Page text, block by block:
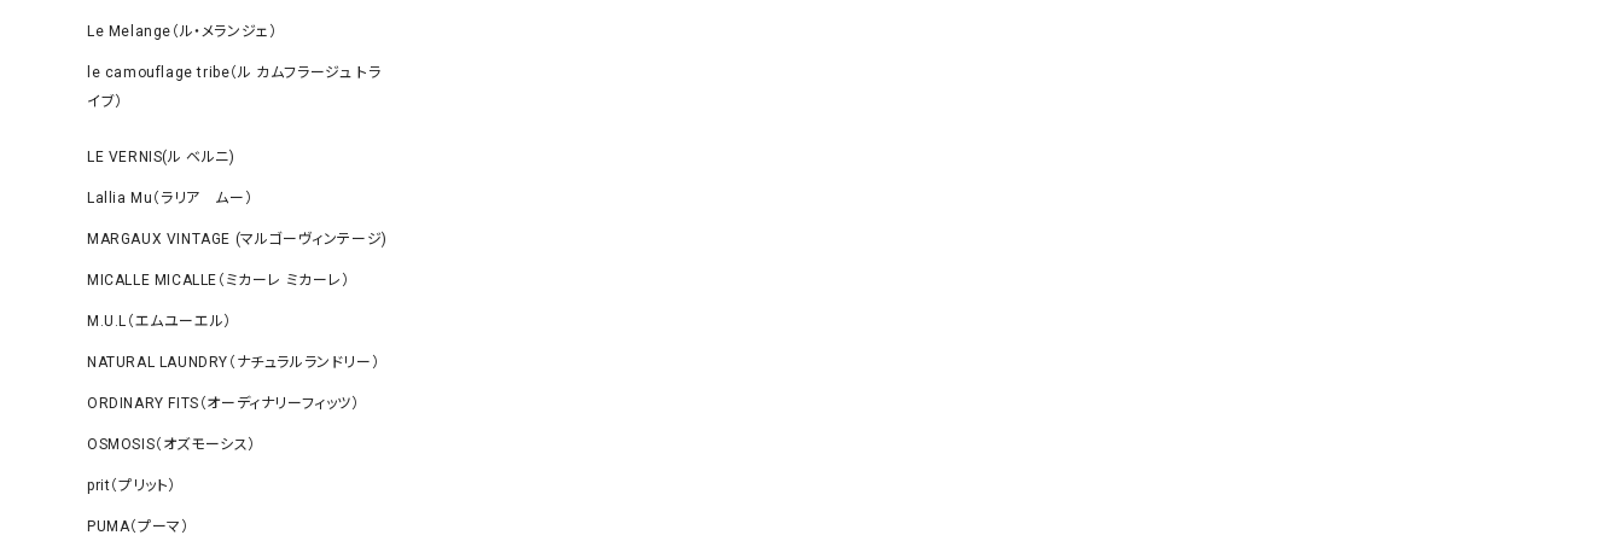
Le Melange（ル・メランジェ）
le camouflage tribe（ル カムフラージュ トラ
イブ）
LE VERNIS(ル ベルニ)
Lallia Mu（ラリア ムー）
MARGAUX VINTAGE (マルゴーヴィンテージ)
MICALLE MICALLE（ミカーレ ミカーレ）
M.U.L（エムユーエル）
NATURAL LAUNDRY（ナチュラルランドリー）
ORDINARY FITS（オーディナリーフィッツ）
OSMOSIS（オズモーシス）
prit（プリット）
PUMA（プーマ）